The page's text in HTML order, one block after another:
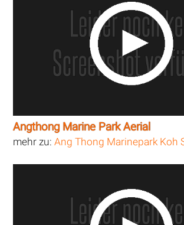
Angthong Marine Park Aerial
mehr zu:Ang Thong Marinepark Koh